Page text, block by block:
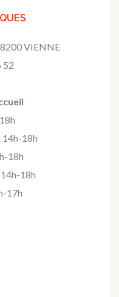
VIENNE
52
14h-18h
18h
18h
17h